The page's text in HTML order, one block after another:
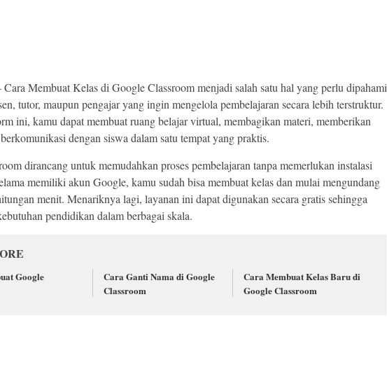
Cara Membuat Kelas di Google Classroom menjadi salah satu hal yang perlu dipahami
tutor, maupun pengajar yang ingin mengelola pembelajaran secara lebih terstruktur.
ini, kamu dapat membuat ruang belajar virtual, membagikan materi, memberikan
dengan siswa dalam satu tempat yang praktis.
dirancang untuk memudahkan proses pembelajaran tanpa memerlukan instalasi
memiliki akun Google, kamu sudah bisa membuat kelas dan mulai mengundang
menit. Menariknya lagi, layanan ini dapat digunakan secara gratis sehingga
pendidikan dalam berbagai skala.
Google
Cara Ganti Nama di Google
Classroom
Cara Membuat Kelas Baru di
Google Classroom